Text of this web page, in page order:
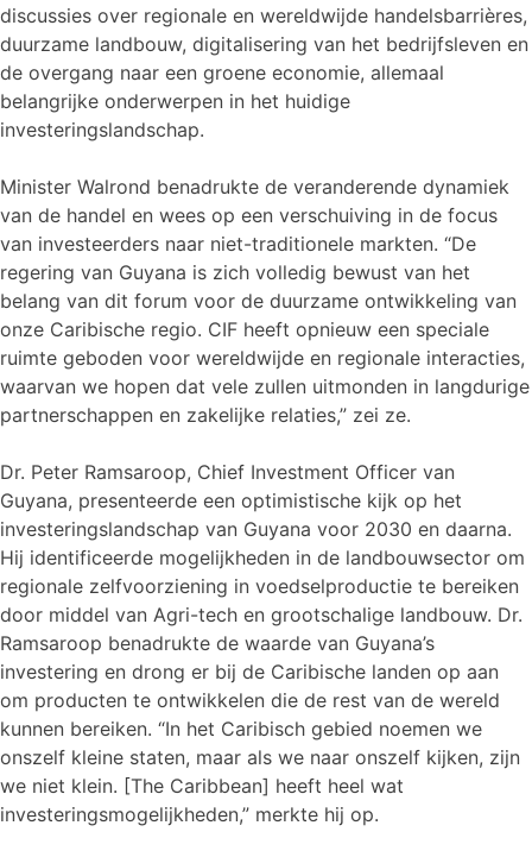
discussies over regionale en wereldwijde handelsbarrières,
duurzame landbouw, digitalisering van het bedrijfsleven en
de overgang naar een groene economie, allemaal
belangrijke onderwerpen in het huidige
investeringslandschap.
Minister Walrond benadrukte de veranderende dynamiek
van de handel en wees op een verschuiving in de focus
van investeerders naar niet-traditionele markten. “De
regering van Guyana is zich volledig bewust van het
belang van dit forum voor de duurzame ontwikkeling van
onze Caribische regio. CIF heeft opnieuw een speciale
ruimte geboden voor wereldwijde en regionale interacties,
waarvan we hopen dat vele zullen uitmonden in langdurige
partnerschappen en zakelijke relaties,” zei ze.
Dr. Peter Ramsaroop, Chief Investment Officer van
Guyana, presenteerde een optimistische kijk op het
investeringslandschap van Guyana voor 2030 en daarna.
Hij identificeerde mogelijkheden in de landbouwsector om
regionale zelfvoorziening in voedselproductie te bereiken
door middel van Agri-tech en grootschalige landbouw. Dr.
Ramsaroop benadrukte de waarde van Guyana’s
investering en drong er bij de Caribische landen op aan
om producten te ontwikkelen die de rest van de wereld
kunnen bereiken. “In het Caribisch gebied noemen we
onszelf kleine staten, maar als we naar onszelf kijken, zijn
we niet klein. [The Caribbean] heeft heel wat
investeringsmogelijkheden,” merkte hij op.